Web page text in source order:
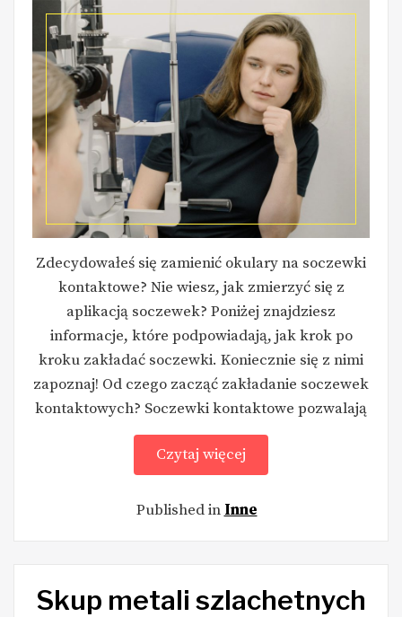
Zdecydowałeś się zamienić okulary na soczewki
kontaktowe? Nie wiesz, jak zmierzyć się z
aplikacją soczewek? Poniżej znajdziesz
informacje, które podpowiadają, jak krok po
kroku zakładać soczewki. Koniecznie się z nimi
zapoznaj! Od czego zacząć zakładanie soczewek
kontaktowych? Soczewki kontaktowe pozwalają
Czytaj więcej
Published in Inne
Skup metali szlachetnych